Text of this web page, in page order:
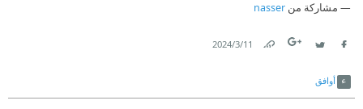
مشاركة من nasser
11‏/3‏/2024
أوافق